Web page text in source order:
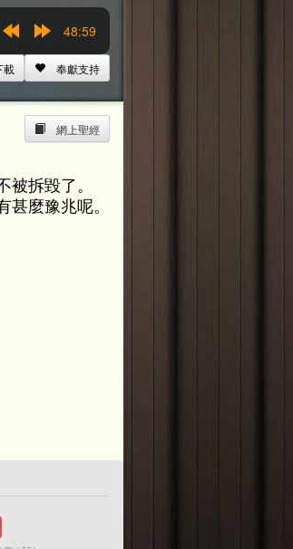
15s
15s
48:59
奉獻支持
網上聖經
拆毀了。
麼豫兆呢。